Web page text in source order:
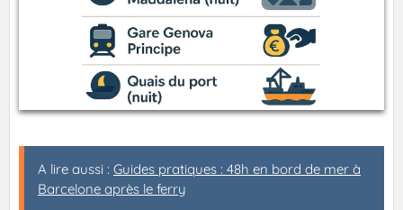
A lire aussi : Guides pratiques : 48h en bord de mer à
Barcelone après le ferry